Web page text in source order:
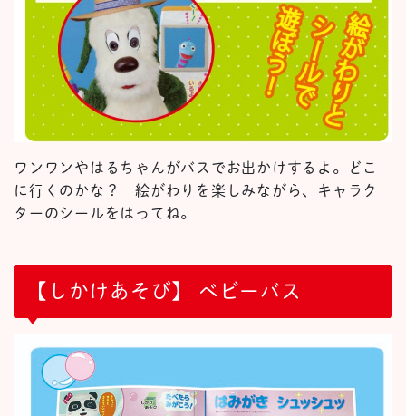
ワンワンやはるちゃんがバスでお出かけするよ。どこ
に行くのかな？ 絵がわりを楽しみながら、キャラク
ターのシールをはってね。
【しかけあそび】 ベビーバス